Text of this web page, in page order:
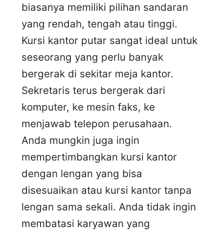
biasanya memiliki pilihan sandaran
yang rendah, tengah atau tinggi.
Kursi kantor putar sangat ideal untuk
seseorang yang perlu banyak
bergerak di sekitar meja kantor.
Sekretaris terus bergerak dari
komputer, ke mesin faks, ke
menjawab telepon perusahaan.
Anda mungkin juga ingin
mempertimbangkan kursi kantor
dengan lengan yang bisa
disesuaikan atau kursi kantor tanpa
lengan sama sekali. Anda tidak ingin
membatasi karyawan yang